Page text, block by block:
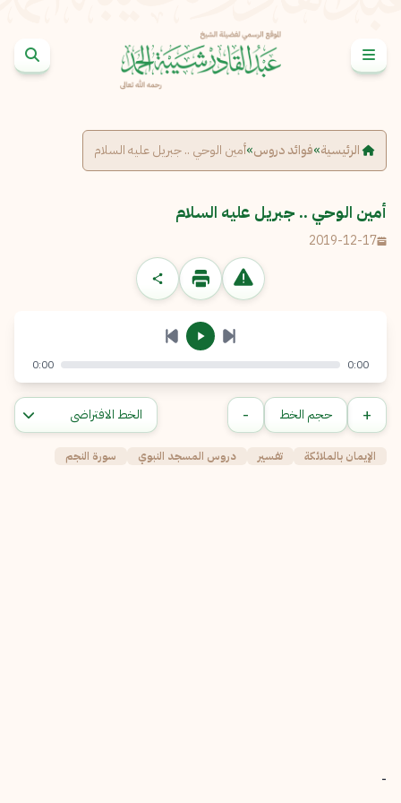
الرئيسية»فوائد دروس»أمين الوحي .. جبريل عليه السلام
أمين الوحي .. جبريل عليه السلام
2019-12-17
الإبلاغ عن مشكلة
الرسالة
إرسال إلغاء
0:00
0:00
+ حجم الخط -
الإيمان بالملائكة تفسير دروس المسجد النبوي سورة النجم
-